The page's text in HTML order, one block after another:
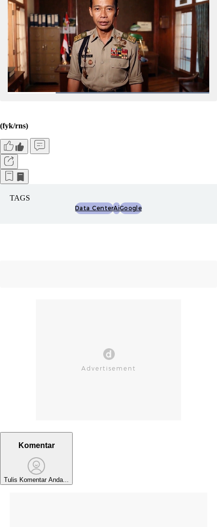
(fyk/rns)
TAGS
Data CenterAiGoogle
Komentar
Tulis Komentar Anda...